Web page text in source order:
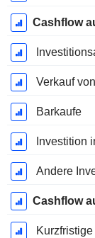
Cashflow
Verkauf
Barkaufe
Andere
Cashflow